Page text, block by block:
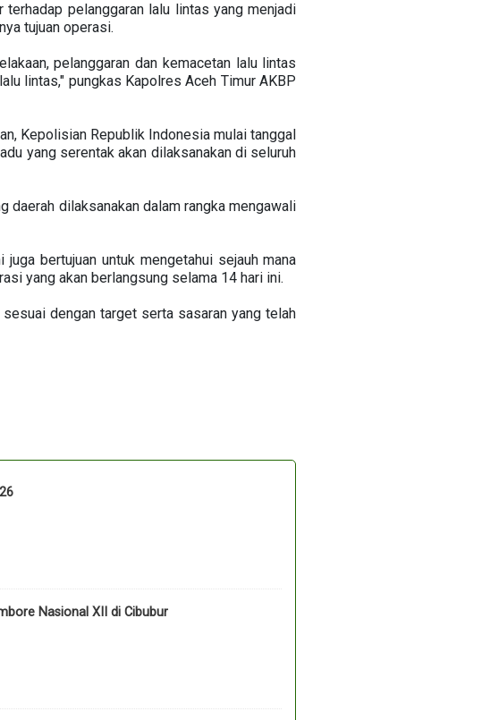
pelanggaran lalu lintas yang menjadi
tujuan operasi.
pelanggaran dan kemacetan lalu lintas
lintas," pungkas Kapolres Aceh Timur AKBP
Kepolisian Republik Indonesia mulai tanggal
yang serentak akan dilaksanakan di seluruh
daerah dilaksanakan dalam rangka mengawali
bertujuan untuk mengetahui sejauh mana
yang akan berlangsung selama 14 hari ini.
dengan target serta sasaran yang telah
Nasional XII di Cibubur